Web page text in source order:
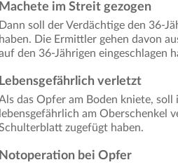
Machete im Streit gezogen
Dann soll der Verdächtige den 36-
haben. Die Ermittler gehen davon
den 36-Jährigen eingeschlagen
Lebensgefährlich verletzt
das Opfer am Boden kniete,
lebensgefährlich am Oberschenkel
zugefügt haben.
Notoperation bei Opfer